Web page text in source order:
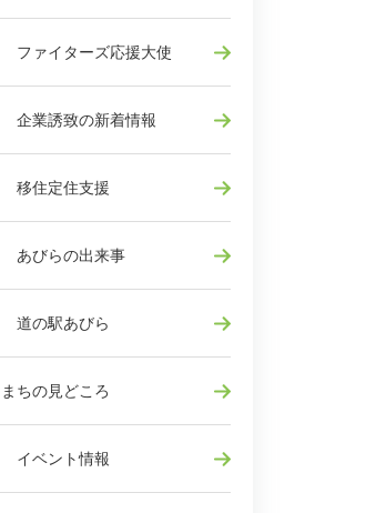
ファイターズ応援大使
企業誘致の新着情報
移住定住支援
あびらの出来事
道の駅あびら
まちの見どころ
イベント情報